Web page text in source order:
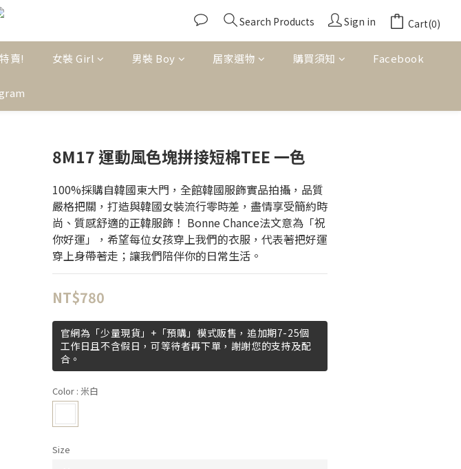
Search Products Sign in Cart(0)
賣! 女裝 Girl 男裝 Boy 居家選物 購買須知 Facebook
8M17 運動風色塊拼接短棉TEE 一色
100%採購自韓國東大門，全館韓國服飾實品拍攝，品質
嚴格把關，打造與韓國女裝流行零時差，盡情享受簡約時
尚、質感舒適的正韓服飾！ Bonne Chance法文意為「祝
你好運」，希望每位女孩穿上我們的衣服，代表著把好運
穿上身帶著走；讓我們陪伴你的日常生活。
NT$780
官網為「少量現貨」+「預購」模式販售，追加期7-25個
工作日且不含假日，可等待者再下單，謝謝您的支持及配
合。
Color : 米白
Size